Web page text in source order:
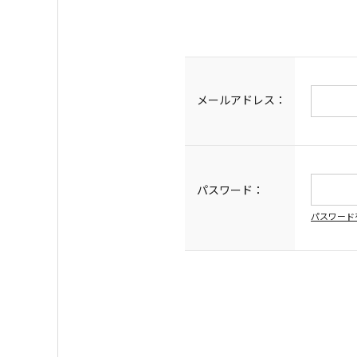
メールアドレス：
パスワード：
パスワー